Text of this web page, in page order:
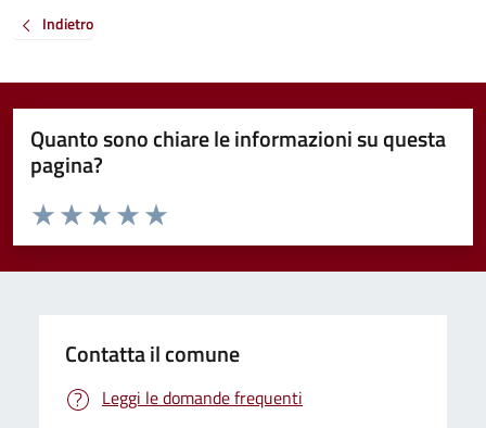
Indietro
Quanto sono chiare le informazioni su questa
pagina?
Valuta da 1 a 5 stelle la pagina
Valuta 5 stelle su 5
Valuta 4 stelle su 5
Valuta 3 stelle su 5
Valuta 2 stelle su 5
Valuta 1 stelle su 5
Contatta il comune
Leggi le domande frequenti